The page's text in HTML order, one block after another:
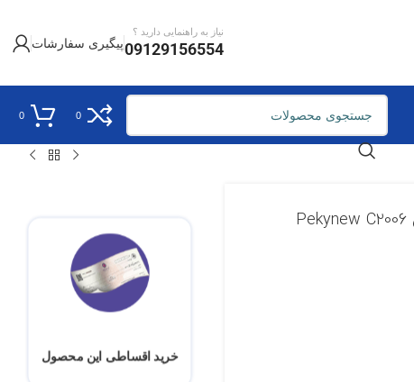
نیاز به راهنمایی دارید ؟
09129156554پیگیری سفارشات
0
0
خرید اقساطی این محصول